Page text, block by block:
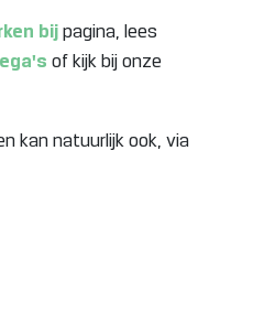
bijpagina, lees
of kijk bij onze
kan natuurlijk ook, via